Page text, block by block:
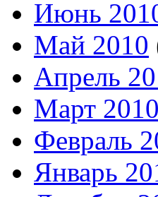
Июнь
Май 2010
Апрель
Март 2010
Февраль
Январь